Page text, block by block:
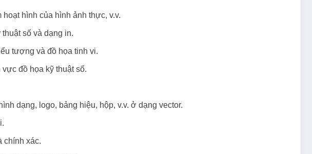
hình của hình ảnh thực, v.v.
số và dạng in.
tượng và đồ họa tinh vi.
đồ họa kỹ thuật số.
dạng, logo, bảng hiệu, hộp, v.v. ở dạng vector.
chính xác.